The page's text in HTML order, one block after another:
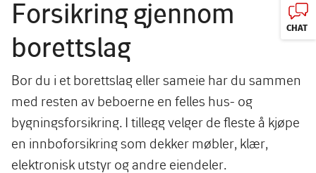
Forsikring gjennom
borettslag
Bor du i et borettslag eller sameie har du sammen
med resten av beboerne en felles hus- og
bygningsforsikring. I tillegg velger de fleste å kjøpe
en innboforsikring som dekker møbler, klær,
elektronisk utstyr og andre eiendeler.
CHAT